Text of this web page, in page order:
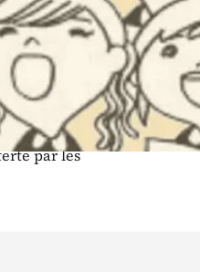
des
par les